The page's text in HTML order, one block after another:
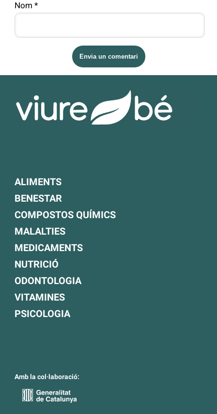
Nom *
ALIMENTS
BENESTAR
COMPOSTOS QUÍMICS
MALALTIES
MEDICAMENTS
NUTRICIÓ
ODONTOLOGIA
VITAMINES
PSICOLOGIA
Amb la col·laboració: